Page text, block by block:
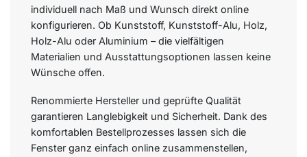
individuell nach Maß und Wunsch direkt online
konfigurieren. Ob Kunststoff, Kunststoff-Alu, Holz,
Holz-Alu oder Aluminium – die vielfältigen
Materialien und Ausstattungsoptionen lassen keine
Wünsche offen.
Renommierte Hersteller und geprüfte Qualität
garantieren Langlebigkeit und Sicherheit. Dank des
komfortablen Bestellprozesses lassen sich die
Fenster ganz einfach online zusammenstellen,